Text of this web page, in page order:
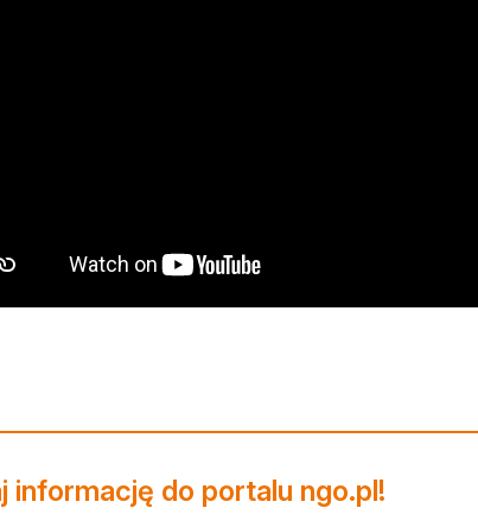
informację do portalu ngo.pl!